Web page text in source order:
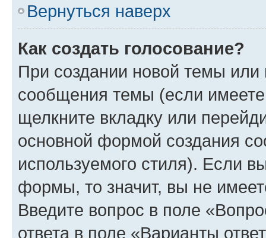
Вернуться наверх
Как создать голосование?
При создании новой темы или
сообщения темы (если
щелкните вкладку или
основной формой создания
используемого стиля). Если
формы, то значит, вы не
Введите вопрос в поле
ответа в поле «Варианты